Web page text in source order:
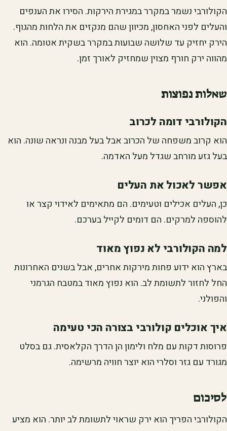
הקולורבי נשמר במקרר במגירת הירקות. הסירו את הענפים
והעלים לפני האחסון, מכיוון שהם מנקזים את הלחות מהגוף.
הירק יחזיק עד שלושה שבועות במקרר בשקית אטומה. הוא
מהווה ירק חורף מצוין שמחזיק לאורך זמן.
שאלות נפוצות
הקולורבי דומה לכרוב
הוא קרוב משפחה של הכרוב אבל בעל מבנה ונראה שונה. הוא
בעל גזע מורחב שגדל מעל האדמה.
אפשר לאכול את העלים
כן, העלים אכילים וטעימים. הם מתאימים לאידוי קצר או
להוספה למרקים. הם דומים לקייל בערכם.
למה הקולורבי לא נפוץ מאוד
בארץ הוא ידוע פחות מירקות אחרים, אבל בשנים האחרונות
החל לחזור לתשומת לב. הוא נפוץ מאוד במטבח הגרמני
והפולני.
איך אוכלים קולורבי בצורה הכי טעימה
פרוסות דקות עם מלח ולימון הן הדרך הקלאסית. גם בסלט
מגורד עם גזר וסלרי הוא יוצר חוויה מרשימה.
לסיכום
הקולורבי הפריך הוא ירק שראוי לתשומת לב יותר. הוא מציע